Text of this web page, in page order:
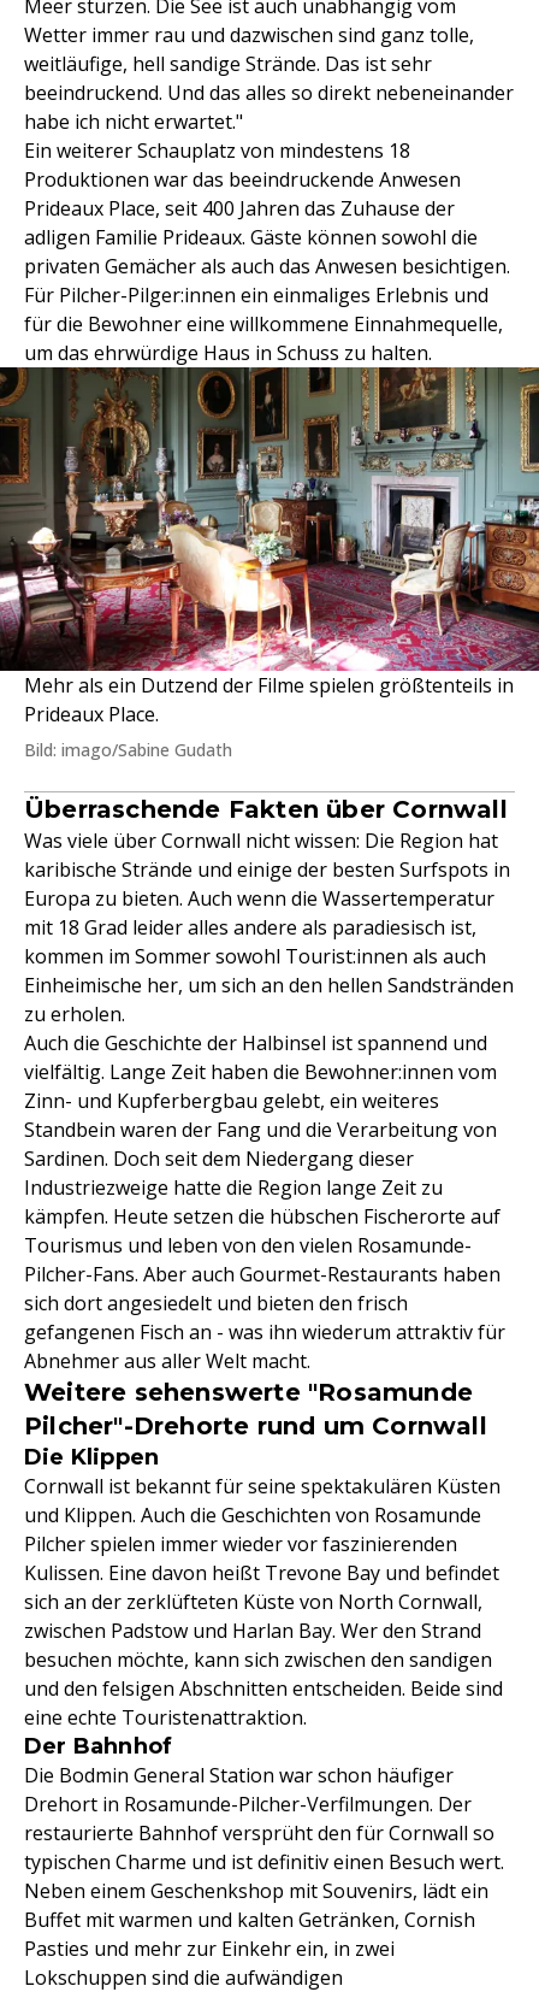
Meer stürzen. Die See ist auch unabhängig vom
Wetter immer rau und dazwischen sind ganz tolle,
weitläufige, hell sandige Strände. Das ist sehr
beeindruckend. Und das alles so direkt nebeneinander
habe ich nicht erwartet."
Ein weiterer Schauplatz von mindestens 18
Produktionen war das beeindruckende Anwesen
Prideaux Place, seit 400 Jahren das Zuhause der
adligen Familie Prideaux. Gäste können sowohl die
privaten Gemächer als auch das Anwesen besichtigen.
Für Pilcher-Pilger:innen ein einmaliges Erlebnis und
für die Bewohner eine willkommene Einnahmequelle,
um das ehrwürdige Haus in Schuss zu halten.
Mehr als ein Dutzend der Filme spielen größtenteils in
Prideaux Place.
Bild: imago/Sabine Gudath
Überraschende Fakten über Cornwall
Was viele über Cornwall nicht wissen: Die Region hat
karibische Strände und einige der besten Surfspots in
Europa zu bieten. Auch wenn die Wassertemperatur
mit 18 Grad leider alles andere als paradiesisch ist,
kommen im Sommer sowohl Tourist:innen als auch
Einheimische her, um sich an den hellen Sandstränden
zu erholen.
Auch die Geschichte der Halbinsel ist spannend und
vielfältig. Lange Zeit haben die Bewohner:innen vom
Zinn- und Kupferbergbau gelebt, ein weiteres
Standbein waren der Fang und die Verarbeitung von
Sardinen. Doch seit dem Niedergang dieser
Industriezweige hatte die Region lange Zeit zu
kämpfen. Heute setzen die hübschen Fischerorte auf
Tourismus und leben von den vielen Rosamunde-
Pilcher-Fans. Aber auch Gourmet-Restaurants haben
sich dort angesiedelt und bieten den frisch
gefangenen Fisch an - was ihn wiederum attraktiv für
Abnehmer aus aller Welt macht.
Weitere sehenswerte "Rosamunde
Pilcher"-Drehorte rund um Cornwall
Die Klippen
Cornwall ist bekannt für seine spektakulären Küsten
und Klippen. Auch die Geschichten von Rosamunde
Pilcher spielen immer wieder vor faszinierenden
Kulissen. Eine davon heißt Trevone Bay und befindet
sich an der zerklüfteten Küste von North Cornwall,
zwischen Padstow und Harlan Bay. Wer den Strand
besuchen möchte, kann sich zwischen den sandigen
und den felsigen Abschnitten entscheiden. Beide sind
eine echte Touristenattraktion.
Der Bahnhof
Die Bodmin General Station war schon häufiger
Drehort in Rosamunde-Pilcher-Verfilmungen. Der
restaurierte Bahnhof versprüht den für Cornwall so
typischen Charme und ist definitiv einen Besuch wert.
Neben einem Geschenkshop mit Souvenirs, lädt ein
Buffet mit warmen und kalten Getränken, Cornish
Pasties und mehr zur Einkehr ein, in zwei
Lokschuppen sind die aufwändigen